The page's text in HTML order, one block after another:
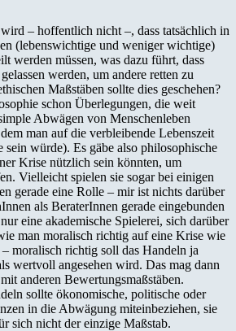
– hoffentlich nicht –, dass tatsächlich in
(lebenswichtige und weniger wichtige)
werden müssen, was dazu führt, dass
werden, um andere retten zu
Maßstäben sollte dies geschehen?
schon Überlegungen, die weit
Abwägen von Menschenleben
man auf die verbleibende Lebenszeit
würde). Es gäbe also philosophische
Krise nützlich sein könnten, um
Vielleicht spielen sie sogar bei einigen
gerade eine Rolle – mir ist nichts darüber
als BeraterInnen gerade eingebunden
eine akademische Spielerei, sich darüber
man moralisch richtig auf eine Krise wie
– moralisch richtig soll das Handeln ja
wertvoll angesehen wird. Das mag dann
anderen Bewertungsmaßstäben.
sollte ökonomische, politische oder
in die Abwägung miteinbeziehen, sie
sich nicht der einzige Maßstab.